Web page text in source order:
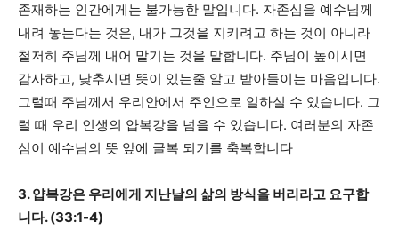
존재하는 인간에게는 불가능한 말입니다. 자존심을 예수님께
내려 놓는다는 것은, 내가 그것을 지키려고 하는 것이 아니라
철저히 주님께 내어 맡기는 것을 말합니다. 주님이 높이시면
감사하고, 낮추시면 뜻이 있는줄 알고 받아들이는 마음입니다.
그럴때 주님께서 우리안에서 주인으로 일하실 수 있습니다. 그
럴 때 우리 인생의 얍복강을 넘을 수 있습니다. 여러분의 자존
심이 예수님의 뜻 앞에 굴복 되기를 축복합니다
3. 얍복강은 우리에게 지난날의 삶의 방식을 버리라고 요구합
니다. (33:1-4)